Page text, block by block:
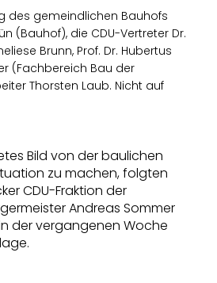
des gemeindlichen Bauhofs
(Bauhof), die CDU-Vertreter Dr.
Brunn, Prof. Dr. Hubertus
(Fachbereich Bau der
Thorsten Laub. Nicht auf
Bild von der baulichen
zu machen, folgten
CDU-Fraktion der
Andreas Sommer
der vergangenen Woche